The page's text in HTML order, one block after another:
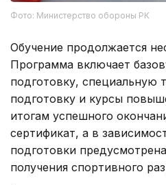
Фото: Министерство обороны РК
Обучение продолжается
Программа включает
подготовку, специальную
подготовку и курсы
итогам успешного
сертификат, а в
подготовки
получения спортивного